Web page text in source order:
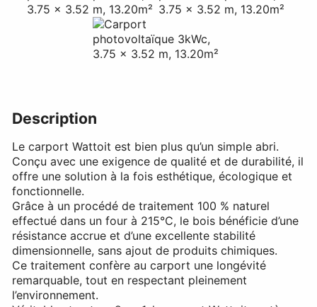
Description
Le carport Wattoit est bien plus qu’un simple abri.
Conçu avec une exigence de qualité et de durabilité, il
offre une solution à la fois esthétique, écologique et
fonctionnelle.
Grâce à un procédé de traitement 100 % naturel
effectué dans un four à 215°C, le bois bénéficie d’une
résistance accrue et d’une excellente stabilité
dimensionnelle, sans ajout de produits chimiques.
Ce traitement confère au carport une longévité
remarquable, tout en respectant pleinement
l’environnement.